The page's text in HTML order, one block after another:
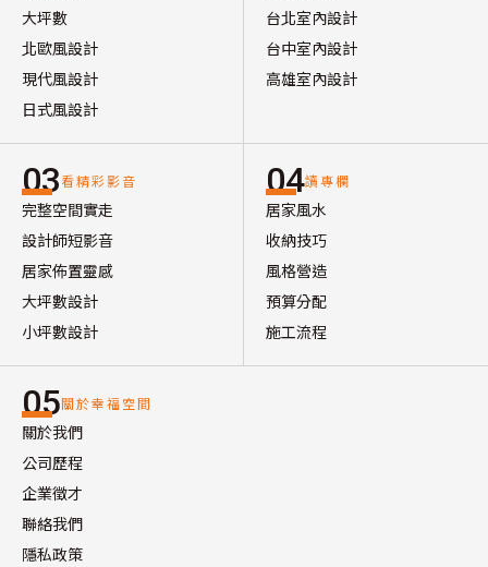
大坪數
北歐風設計
現代風設計
日式風設計
台北室內設計
台中室內設計
高雄室內設計
03看精彩影音
完整空間實走
設計師短影音
居家佈置靈感
大坪數設計
小坪數設計
04讀專欄
居家風水
收納技巧
風格營造
預算分配
施工流程
05關於幸福空間
關於我們
公司歷程
企業徵才
聯絡我們
隱私政策